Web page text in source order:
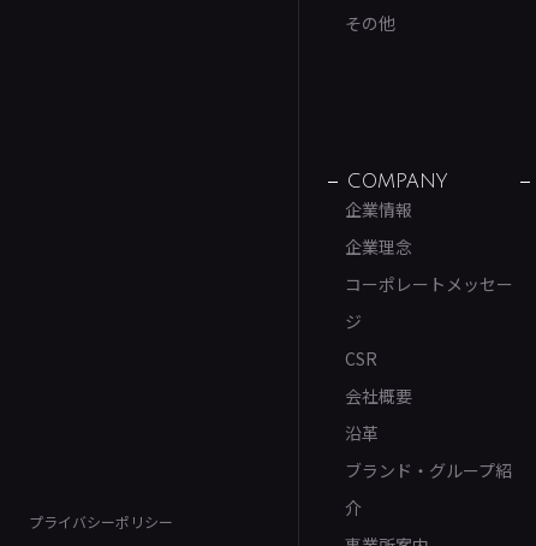
プライバシーポリシー
その他
COMPANY
企業情報
企業理念
コーポレートメッセー
ジ
CSR
会社概要
沿革
ブランド・グループ紹
介